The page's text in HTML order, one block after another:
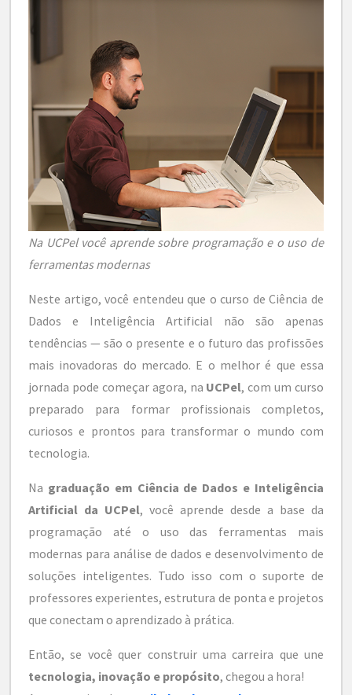
Na UCPel você aprende sobre programação e o uso de
ferramentas modernas
Neste artigo, você entendeu que o curso de Ciência de
Dados e Inteligência Artificial não são apenas
tendências — são o presente e o futuro das profissões
mais inovadoras do mercado. E o melhor é que essa
jornada pode começar agora, na UCPel, com um curso
preparado para formar profissionais completos,
curiosos e prontos para transformar o mundo com
tecnologia.
Na graduação em Ciência de Dados e Inteligência
Artificial da UCPel, você aprende desde a base da
programação até o uso das ferramentas mais
modernas para análise de dados e desenvolvimento de
soluções inteligentes. Tudo isso com o suporte de
professores experientes, estrutura de ponta e projetos
que conectam o aprendizado à prática.
Então, se você quer construir uma carreira que une
tecnologia, inovação e propósito, chegou a hora!